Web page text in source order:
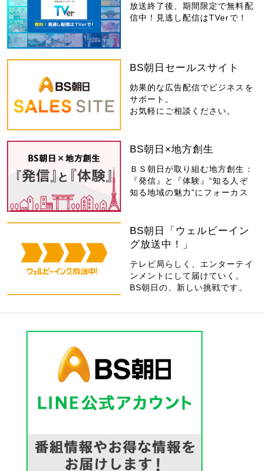
放送終了後、期間限定で無料配
信中！見逃し配信はTVerで！
BS朝日セールスサイト
効果的な広告配信でビジネスを
サポート。
お気軽にご相談ください。
BS朝日×地方創生
ＢＳ朝日が取り組む地方創生：
『発信』と『体験』“知る人ぞ
知る地域の魅力”にフォーカス
BS朝日「ウェルビーイン
グ放送中！」
テレビ局らしく、エンターテイ
ンメントにして届けていく。
BS朝日の、新しい挑戦です。